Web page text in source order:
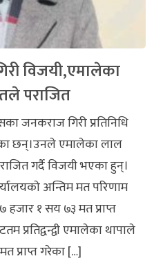
विजयी,एमालेका
पराजित
जनकराज गिरी प्रतिनिधि
छन्।उनले एमालेका लाल
गर्दै विजयी भएका हुन्।
अन्तिम मत परिणाम
हजार १ सय ७३ मत प्राप्त
प्रतिद्वन्द्वी एमालेका थापाले
प्राप्त गरेका […]